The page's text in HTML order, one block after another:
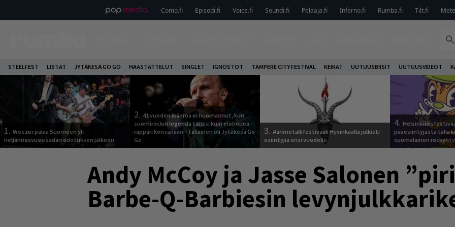
Como.fi Episodi.fi Voice.fi Soundi.fi Pelaaja.fi Inferno.fi Rumba.fi Tilt.fi
STEELFEST LISTAT JYTÄKESÄ GO GO HAASTATTELUT SINGLET IGNOSTOT TAMPERE CITY FESTIVAL KEIKAT UUTUUSBIISIT UUTUUSVIDEOT
1. Weezer palaa Suomeen yli
neljännesvuosisadan odotuksen jälkeen
2. 41 vuoden ikäeroa ei huomannut, kun
suomirockin legenda tanssi kuin elohopea-
räppäri konsanaan – tällainen oli Jytäkesä Go-
Go
3. Äärimetallifestivaali Hyvinkäällä julkisti
esiintyjiä ensi vuodelle
4.
pääesiintyjästä tällä
suomalainen
Andy McCoy ja Jasse Salonen
Barbe-Q-Barbiesin